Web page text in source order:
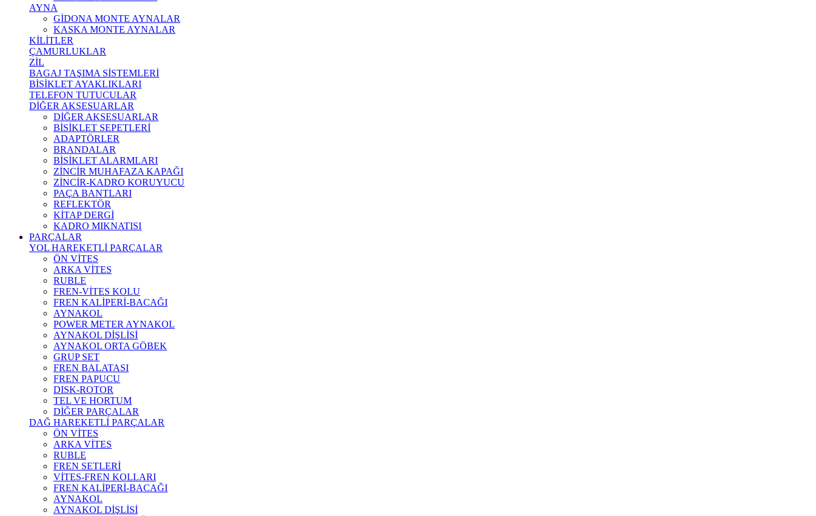
AYNA
GİDONA MONTE AYNALAR
KASKA MONTE AYNALAR
KİLİTLER
ÇAMURLUKLAR
ZİL
BAGAJ TAŞIMA SİSTEMLERİ
BİSİKLET AYAKLIKLARI
TELEFON TUTUCULAR
DİĞER AKSESUARLAR
DİĞER AKSESUARLAR
BİSİKLET SEPETLERİ
ADAPTÖRLER
BRANDALAR
BİSİKLET ALARMLARI
ZİNCİR MUHAFAZA KAPAĞI
ZİNCİR-KADRO KORUYUCU
PAÇA BANTLARI
REFLEKTÖR
KİTAP DERGİ
KADRO MIKNATISI
PARÇALAR
YOL HAREKETLİ PARÇALAR
ÖN VİTES
ARKA VİTES
RUBLE
FREN-VİTES KOLU
FREN KALİPERİ-BACAĞI
AYNAKOL
POWER METER AYNAKOL
AYNAKOL DİŞLİSİ
AYNAKOL ORTA GÖBEK
GRUP SET
FREN BALATASI
FREN PAPUCU
DISK-ROTOR
TEL VE HORTUM
DİĞER PARÇALAR
DAĞ HAREKETLİ PARÇALAR
ÖN VİTES
ARKA VİTES
RUBLE
FREN SETLERİ
VİTES-FREN KOLLARI
FREN KALİPERİ-BACAĞI
AYNAKOL
AYNAKOL DİŞLİSİ